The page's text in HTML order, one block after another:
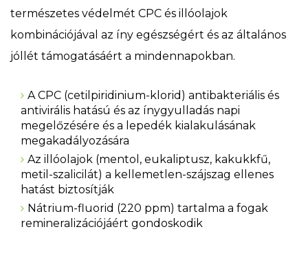
természetes védelmét CPC és illóolajok
kombinációjával az íny egészségért és az általános
jóllét támogatásáért a mindennapokban.
A CPC (cetilpiridinium-klorid) antibakteriális és
antivirális hatású és az ínygyulladás napi
megelőzésére és a lepedék kialakulásának
megakadályozására
Az illóolajok (mentol, eukaliptusz, kakukkfű,
metil-szalicilát) a kellemetlen-szájszag ellenes
hatást biztosítják
Nátrium-fluorid (220 ppm) tartalma a fogak
remineralizációjáért gondoskodik